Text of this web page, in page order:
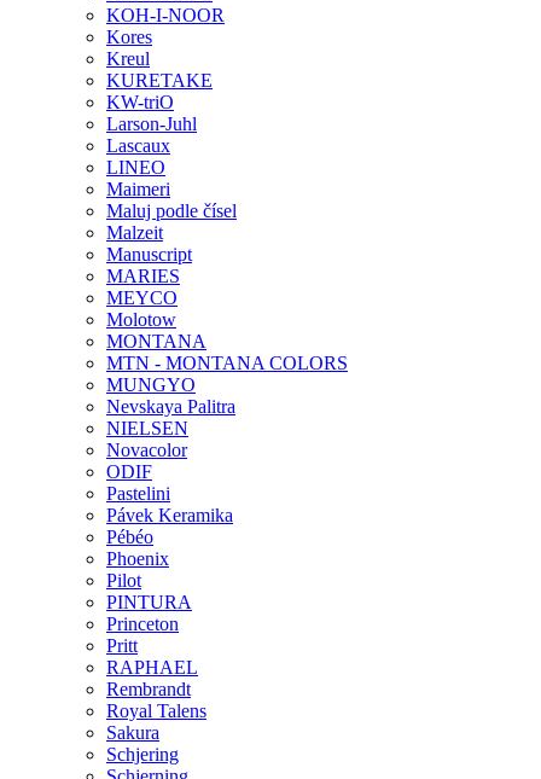
KOH-I-NOOR
Kores
Kreul
KURETAKE
KW-triO
Larson-Juhl
Lascaux
LINEO
Maimeri
Maluj podle čísel
Malzeit
Manuscript
MARIES
MEYCO
Molotow
MONTANA
MTN - MONTANA COLORS
MUNGYO
Nevskaya Palitra
NIELSEN
Novacolor
ODIF
Pastelini
Pávek Keramika
Pébéo
Phoenix
Pilot
PINTURA
Princeton
Pritt
RAPHAEL
Rembrandt
Royal Talens
Sakura
Schjering